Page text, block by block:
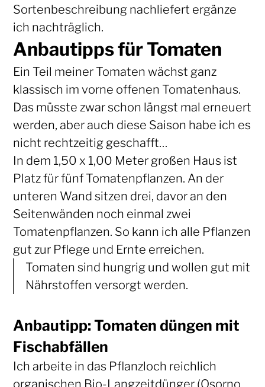
Sortenbeschreibung nachliefert ergänze
ich nachträglich.
Anbautipps für Tomaten
Ein Teil meiner Tomaten wächst ganz
klassisch im vorne offenen Tomatenhaus.
Das müsste zwar schon längst mal erneuert
werden, aber auch diese Saison habe ich es
nicht rechtzeitig geschafft…
In dem 1,50 x 1,00 Meter großen Haus ist
Platz für fünf Tomatenpflanzen. An der
unteren Wand sitzen drei, davor an den
Seitenwänden noch einmal zwei
Tomatenpflanzen. So kann ich alle Pflanzen
gut zur Pflege und Ernte erreichen.
Tomaten sind hungrig und wollen gut mit
Nährstoffen versorgt werden.
Anbautipp: Tomaten düngen mit
Fischabfällen
Ich arbeite in das Pflanzloch reichlich
organischen Bio-Langzeitdünger (Osorno